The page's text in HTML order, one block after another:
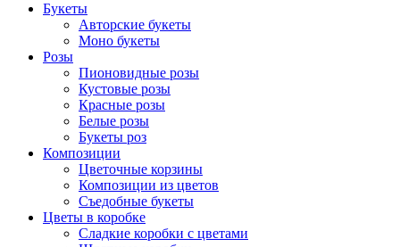
Букеты
Авторские букеты
Моно букеты
Розы
Пионовидные розы
Кустовые розы
Красные розы
Белые розы
Букеты роз
Композиции
Цветочные корзины
Композиции из цветов
Съедобные букеты
Цветы в коробке
Сладкие коробки с цветами